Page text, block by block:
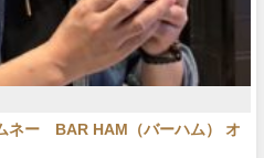
ネー BAR HAM（バーハム） オ